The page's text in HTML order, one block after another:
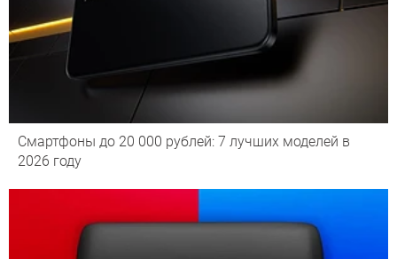
Смартфоны до 20 000 рублей: 7 лучших моделей в
2026 году